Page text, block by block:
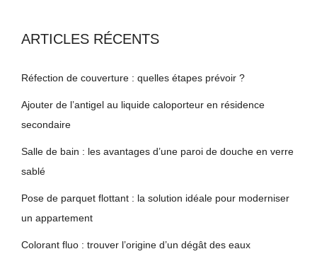
ARTICLES RÉCENTS
Réfection de couverture : quelles étapes prévoir ?
Ajouter de l’antigel au liquide caloporteur en résidence
secondaire
Salle de bain : les avantages d’une paroi de douche en verre
sablé
Pose de parquet flottant : la solution idéale pour moderniser
un appartement
Colorant fluo : trouver l’origine d’un dégât des eaux